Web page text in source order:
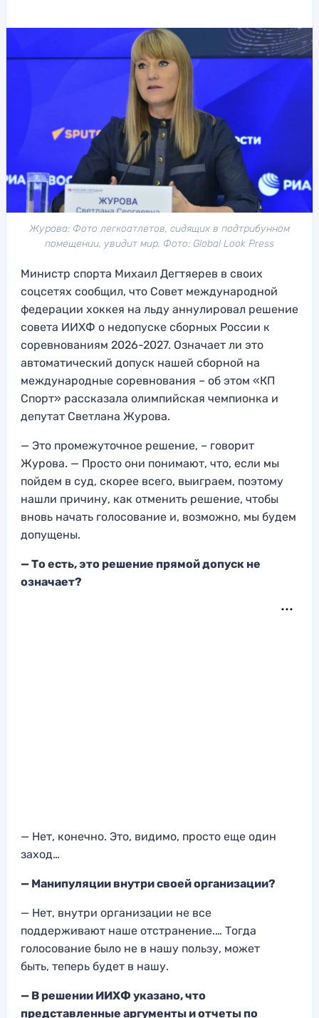
Журова: Фото легкоатлетов, сидящих в подтрибунном
помещении, увидит мир. Фото: Global Look Press
Министр спорта Михаил Дегтяерев в своих
соцсетях сообщил, что Совет международной
федерации хоккея на льду аннулировал решение
совета ИИХФ о недопуске сборных России к
соревнованиям 2026-2027. Означает ли это
автоматический допуск нашей сборной на
международные соревнования – об этом «КП
Спорт» рассказала олимпийская чемпионка и
депутат Светлана Журова.
— Это промежуточное решение, – говорит
Журова. — Просто они понимают, что, если мы
пойдем в суд, скорее всего, выиграем, поэтому
нашли причину, как отменить решение, чтобы
вновь начать голосование и, возможно, мы будем
допущены.
— То есть, это решение прямой допуск не
означает?
— Нет, конечно. Это, видимо, просто еще один
заход…
— Манипуляции внутри своей организации?
— Нет, внутри организации не все
поддерживают наше отстранение.… Тогда
голосование было не в нашу пользу, может
быть, теперь будет в нашу.
— В решении ИИХФ указано, что
представленные аргументы и отчеты по